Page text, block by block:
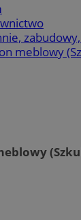
meblowy